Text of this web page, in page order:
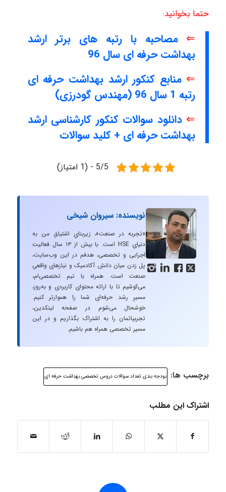
حتما بخوانید:
⇐ مصاحبه با رتبه های برتر ارشد
بهداشت حرفه ای سال 96
⇐ منابع کنکور ارشد بهداشت حرفه ای
رتبه 1 سال 96 (مهندس گودرزی)
⇐ دانلود سوالات کنکور کارشناسی ارشد
بهداشت حرفه ای + کلید سوالات
5/5 - (1 امتیاز)
   
نویسنده: سیروان شیخی
«تجربه در صنعت»، زیربنایِ اشتیاقِ من به
دنیایِ HSE است. با بیش از ۱۳ سال فعالیت
اجرایی و تخصصی، هدفم در این وب‌سایت،
پل زدن میان دانشِ آکادمیک و نیازهای واقعیِ
صنعت است. همراه با تیم تخصصی‌ام،
می‌کوشیم تا با ارائه محتوای کاربردی و به‌روز،
مسیرِ رشد حرفه‌ای شما را هموارتر کنیم.
خوشحال می‌شوم در صفحه لینکدین،
تجربیاتمان را به اشتراک بگذاریم و در این
مسیر تخصصی همراه هم باشیم.
برچسب ها: بودجه بندی تعداد سوالات دروس تخصصی بهداشت حرفه ای
اشتراک این مطلب